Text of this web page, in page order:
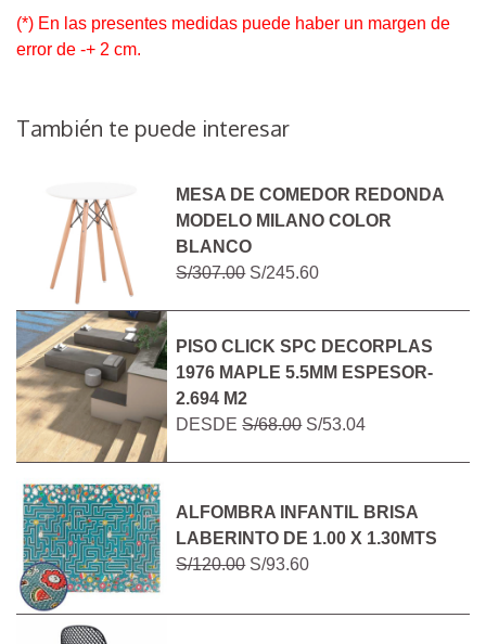
(*) En las presentes medidas puede haber un margen de
error de -+ 2 cm.
También te puede interesar
MESA DE COMEDOR REDONDA
MODELO MILANO COLOR
BLANCO
S/307.00S/245.60
PISO CLICK SPC DECORPLAS
1976 MAPLE 5.5MM ESPESOR-
2.694 M2
DESDES/68.00S/53.04
ALFOMBRA INFANTIL BRISA
LABERINTO DE 1.00 X 1.30MTS
S/120.00S/93.60